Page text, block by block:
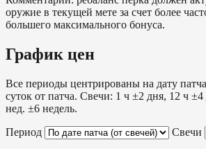
оружие в текущей мете за счет более
большего максимального бонуса.
График цен
Все периоды центрированы на дату
суток от патча. Свечи: 1 ч ±2 дня, 12 ч
нед. ±6 недель.
Период
Свечи